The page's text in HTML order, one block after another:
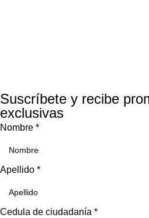
Suscríbete y recibe
exclusivas
Nombre *
Apellido *
Cedula de ciudadanía *